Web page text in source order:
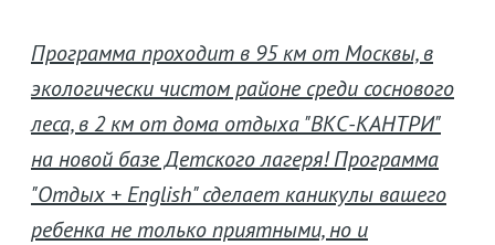
Программа проходит в 95 км от Москвы, в
экологически чистом районе среди соснового
леса, в 2 км от дома отдыха "ВКС-КАНТРИ"
на новой базе Детского лагеря! Программа
"Отдых + English" сделает каникулы вашего
ребенка не только приятными, но и